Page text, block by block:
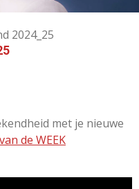
2024_25
met je nieuwe
de WEEK